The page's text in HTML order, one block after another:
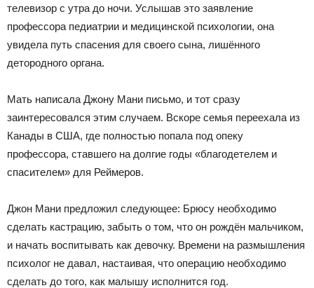
телевизор с утра до ночи. Услышав это заявление
профессора педиатрии и медицинской психологии, она
увидела путь спасения для своего сына, лишённого
детородного органа.
Мать написала Джону Мани письмо, и тот сразу
заинтересовался этим случаем. Вскоре семья переехала из
Канады в США, где полностью попала под опеку
профессора, ставшего на долгие годы «благодетелем и
спасителем» для Реймеров.
Джон Мани предложил следующее: Брюсу необходимо
сделать кастрацию, забыть о том, что он рождён мальчиком,
и начать воспитывать как девочку. Времени на размышления
психолог не давал, настаивая, что операцию необходимо
сделать до того, как малышу исполнится год.